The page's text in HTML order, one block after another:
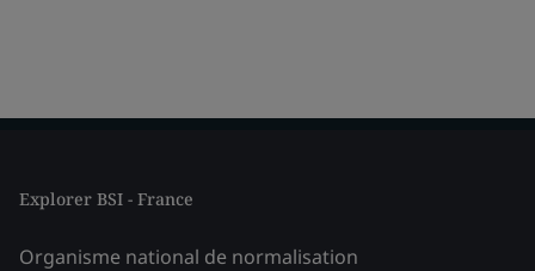
Explorer BSI - France
Organisme national de normalisation